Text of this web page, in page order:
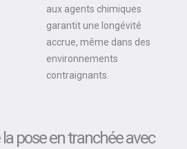
aux agents chimiques
garantit une longévité
accrue, même dans des
environnements
contraignants.
pose en tranchée avec